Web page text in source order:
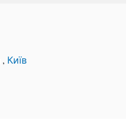
, Київ